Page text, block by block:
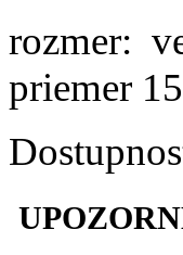
rozmer:
priemer